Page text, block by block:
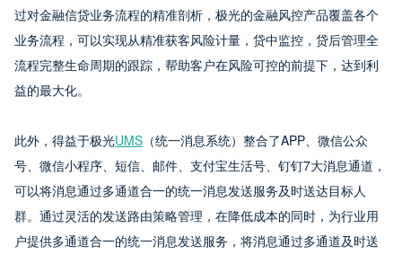
过对金融信贷业务流程的精准剖析，极光的金融风控产品覆盖各个
业务流程，可以实现从精准获客风险计量，贷中监控，贷后管理全
流程完整生命周期的跟踪，帮助客户在风险可控的前提下，达到利
益的最大化。
此外，得益于极光UMS （统一消息系统）整合了APP、微信公众
号、微信小程序、短信、邮件、支付宝生活号、钉钉7大消息通道，
可以将消息通过多通道合一的统一消息发送服务及时送达目标人
群。通过灵活的发送路由策略管理，在降低成本的同时，为行业用
户提供多通道合一的统一消息发送服务，将消息通过多通道及时送